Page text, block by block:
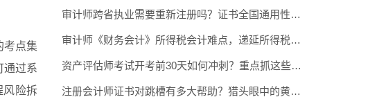
考点集
通过系
风险拆
审计师跨省执业需要重新注册吗？证书全国通用性政策解读
审计师《财务会计》所得税会计难点，递延所得税精讲附例题
资产评估师考试开考前30天如何冲刺？重点抓这些高频考点
注册会计师证书对跳槽有多大帮助？猎头眼中的黄金资质